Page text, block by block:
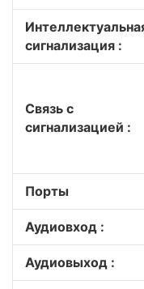
сигнализация :
Связь с
сигнализацией :
Порты
Аудиовход :
Аудиовыход :